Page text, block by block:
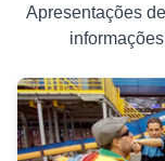
Apresentações